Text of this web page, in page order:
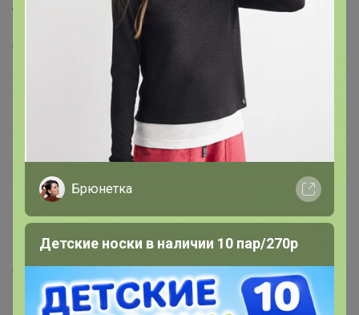
Тип подошвы
С каблуком
Высота каблука (см)
3.5 см
Высота голенища
13.5 см
Обхват голенища
31 см
Брюнетка
Детские носки в наличии 10 пар/270р